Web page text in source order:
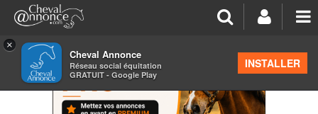
×
Cheval Annonce
Réseau social équitation
GRATUIT - Google Play
INSTALLER